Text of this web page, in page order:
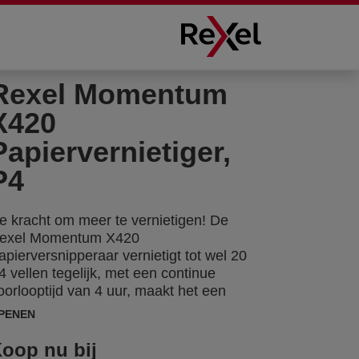
Momentum
kracht om meer te vernietigen! De
Momentum X420
vernietigt tot wel 20
vellen tegelijk, met een continue
van 4 uur, maakt het een
machine voor een klein kantoor. De
het versnipperen te optimaliseren. P4,
nu bij